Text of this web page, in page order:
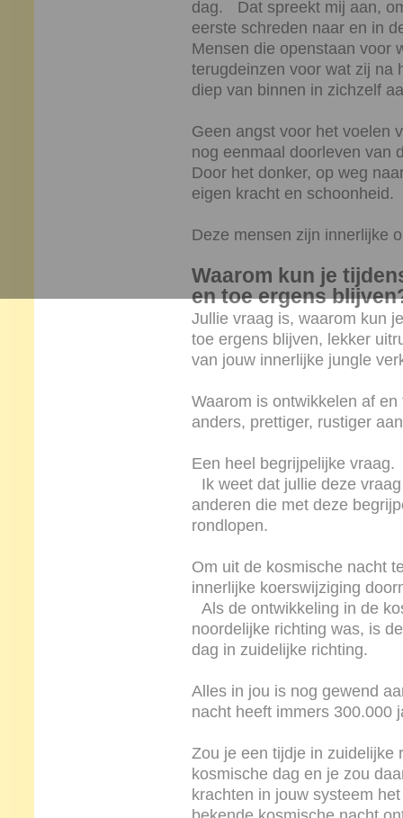
dag. Dat spreekt mij aan,
eerste schreden naar en in
Mensen die openstaan voor
terugdeinzen voor wat zij na
diep van binnen in zichzelf
Geen angst voor het voelen
nog eenmaal doorleven van
Door het donker, op weg
eigen kracht en schoonheid.
Deze mensen zijn innerlijke
Waarom kun je
en toe ergens
Jullie vraag is, waarom kun
toe ergens blijven, lekker
van jouw innerlijke jungle
Waarom is ontwikkelen af
anders, prettiger, rustiger
Een heel begrijpelijke vraag.
Ik weet dat jullie deze
anderen die met deze
rondlopen.
Om uit de kosmische nacht
innerlijke koerswijziging
Als de ontwikkeling in de
noordelijke richting was, is
dag in zuidelijke richting.
Alles in jou is nog gewend
nacht heeft immers
Zou je een tijdje in zuidelijke
kosmische dag en je zou
krachten in jouw systeem